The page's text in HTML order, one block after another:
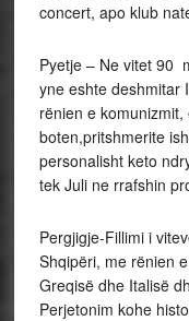
concert, apo klub
Pyetje – Ne vitet 90
yne eshte deshmitar
rënien e
boten,pritshmerite
personalisht keto
tek Juli ne rrafshin
Pergjigje-Fillimi i
Shqipëri, me rënien
Greqisë dhe Italisë
Perjetonim kohe